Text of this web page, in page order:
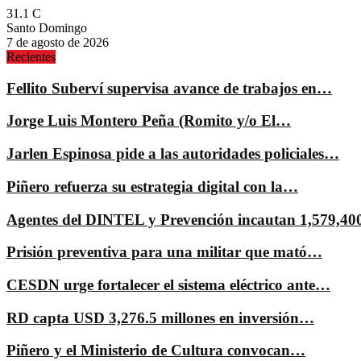
31.1 C
Santo Domingo
7 de agosto de 2026
Recientes
Fellito Suberví supervisa avance de trabajos en…
Jorge Luis Montero Peña (Romito y/o El…
Jarlen Espinosa pide a las autoridades policiales…
Piñero refuerza su estrategia digital con la…
Agentes del DINTEL y Prevención incautan
Prisión preventiva para una militar que mató…
CESDN urge fortalecer el sistema eléctrico ante…
RD capta USD 3,276.5 millones en inversión…
Piñero y el Ministerio de Cultura convocan…